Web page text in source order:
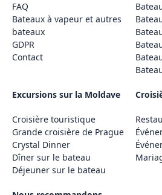
FAQ
Bateaux à vapeur et autres
bateaux
GDPR
Contact
Excursions sur la Moldave
Croisière touristique
Grande croisière de Prague
Crystal Dinner
Dîner sur le bateau
Déjeuner sur le bateau